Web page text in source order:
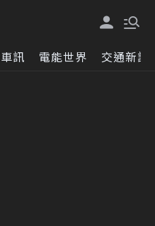
訊 電能世界 交通新訊